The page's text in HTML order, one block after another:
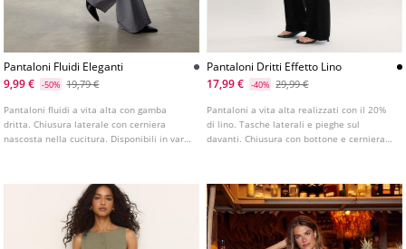
Pantaloni Fluidi Eleganti
9,99 €
-50% 19,79 €
Pantaloni fluidi a vita alta con gamba
dritta. Chiusura laterale con cerniera
nascosta nella cucitura. Disponibili in vari
Pantaloni Dritti Effetto Lino
17,99 €
-40% 29,99 €
Pantaloni a vita alta realizzati con il 20%
di lino. Tasche laterali e pieghe sul
davanti. Chiusura con bottone e cerniera.